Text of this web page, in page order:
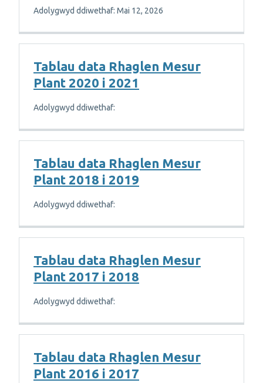
Adolygwyd ddiwethaf: Mai 12, 2026
Tablau data Rhaglen Mesur
Plant 2020 i 2021
Adolygwyd ddiwethaf:
Tablau data Rhaglen Mesur
Plant 2018 i 2019
Adolygwyd ddiwethaf:
Tablau data Rhaglen Mesur
Plant 2017 i 2018
Adolygwyd ddiwethaf:
Tablau data Rhaglen Mesur
Plant 2016 i 2017